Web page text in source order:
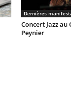
Dernières
Concert Jazz au
Peynier